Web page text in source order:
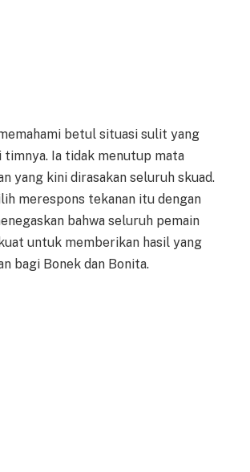
betul situasi sulit yang
timnya. Ia tidak menutup mata
yang kini dirasakan seluruh skuad.
merespons tekanan itu dengan
bahwa seluruh pemain
untuk memberikan hasil yang
bagi Bonek dan Bonita.